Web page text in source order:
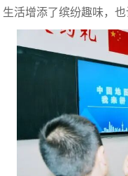
生活增添了缤纷趣味，